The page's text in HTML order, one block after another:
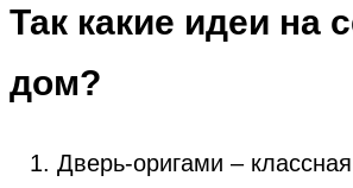
Так какие идеи на
дом?
Дверь-оригами –